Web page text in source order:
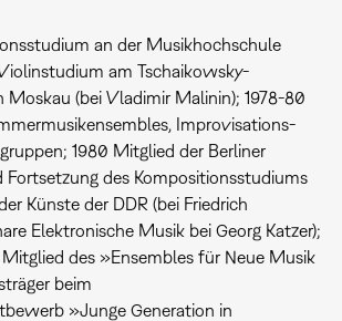
an der Musikhochschule
am Tschaikowsky-
Moskau (bei Vladimir Malinin); 1978-80
Improvisations-
1980 Mitglied der Berliner
Fortsetzung des Kompositionsstudiums
Künste der DDR (bei Friedrich
Elektronische Musik bei Georg Katzer);
des »Ensembles für Neue Musik
beim
»Junge Generation in